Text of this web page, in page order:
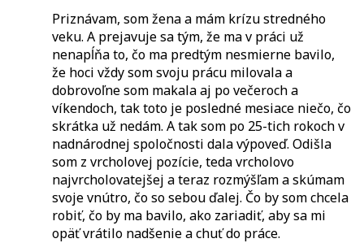
Priznávam, som žena a mám krízu stredného
veku. A prejavuje sa tým, že ma v práci už
nenapĺňa to, čo ma predtým nesmierne bavilo,
že hoci vždy som svoju prácu milovala a
dobrovoľne som makala aj po večeroch a
víkendoch, tak toto je posledné mesiace niečo, čo
skrátka už nedám. A tak som po 25-tich rokoch v
nadnárodnej spoločnosti dala výpoveď. Odišla
som z vrcholovej pozície, teda vrcholovo
najvrcholovatejšej a teraz rozmýšľam a skúmam
svoje vnútro, čo so sebou ďalej. Čo by som chcela
robiť, čo by ma bavilo, ako zariadiť, aby sa mi
opäť vrátilo nadšenie a chuť do práce.